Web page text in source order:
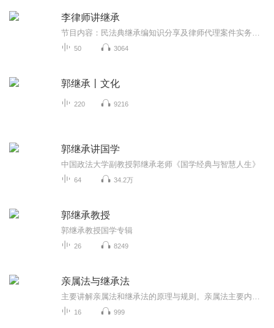
李律师讲继承
50 3064
郭继承丨文化
220 9216
郭继承讲国学
中国政法大学副教授郭继承老师《国学经典与智慧人生》
64 34.2万
郭继承教授
郭继承教授国学专辑
26 8249
亲属法与继承法
16 999